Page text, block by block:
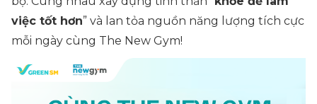
việc tốt hơn” và lan tỏa nguồn năng lượng tích cực
mỗi ngày cùng The New Gym!